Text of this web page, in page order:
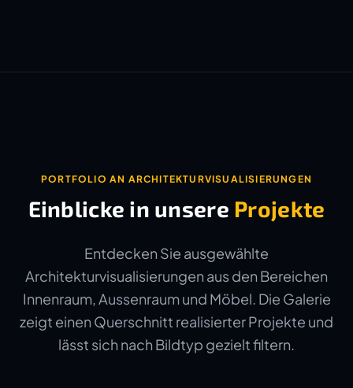
PORTFOLIO AN ARCHITEKTURVISUALISIERUNGEN
Einblicke in unsere Projekte
Entdecken Sie ausgewählte
Architekturvisualisierungen aus den Bereichen
Innenraum, Aussenraum und Möbel. Die Galerie
zeigt einen Querschnitt realisierter Projekte und
lässt sich nach Bildtyp gezielt filtern.